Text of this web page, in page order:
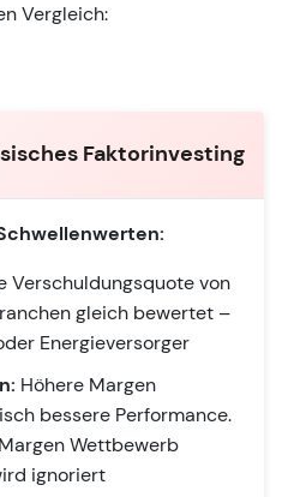
Vergleich:
Faktorinvesting
Verschuldungsquote von
gleich bewertet –
Energieversorger
Höhere Margen
bessere Performance.
Wettbewerb
ignoriert